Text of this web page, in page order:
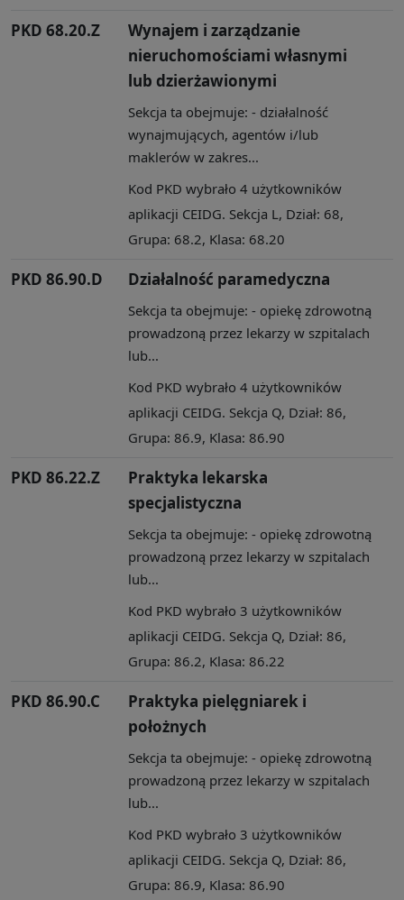
PKD 68.20.Z
Wynajem i zarządzanie
nieruchomościami własnymi
lub dzierżawionymi
Sekcja ta obejmuje: - działalność
wynajmujących, agentów i/lub
maklerów w zakres...
Kod PKD wybrało 4 użytkowników
aplikacji CEIDG. Sekcja L, Dział: 68,
Grupa: 68.2, Klasa: 68.20
PKD 86.90.D Działalność paramedyczna
Sekcja ta obejmuje: - opiekę zdrowotną
prowadzoną przez lekarzy w szpitalach
lub...
Kod PKD wybrało 4 użytkowników
aplikacji CEIDG. Sekcja Q, Dział: 86,
Grupa: 86.9, Klasa: 86.90
PKD 86.22.Z
Praktyka lekarska
specjalistyczna
Sekcja ta obejmuje: - opiekę zdrowotną
prowadzoną przez lekarzy w szpitalach
lub...
Kod PKD wybrało 3 użytkowników
aplikacji CEIDG. Sekcja Q, Dział: 86,
Grupa: 86.2, Klasa: 86.22
PKD 86.90.C
Praktyka pielęgniarek i
położnych
Sekcja ta obejmuje: - opiekę zdrowotną
prowadzoną przez lekarzy w szpitalach
lub...
Kod PKD wybrało 3 użytkowników
aplikacji CEIDG. Sekcja Q, Dział: 86,
Grupa: 86.9, Klasa: 86.90